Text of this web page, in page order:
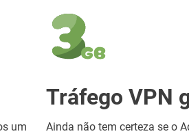
um
Tráfego VPN
Ainda não tem certeza se o